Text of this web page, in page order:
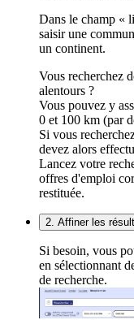
Dans le champ «
saisir une
un continent.
Vous recherchez
alentours ?
Vous pouvez y
0 et 100 km (par
Si vous
devez alors
Lancez votre
offres d'emploi
restituée.
2. Affiner les
Si besoin, vous
en sélectionnant
de recherche.